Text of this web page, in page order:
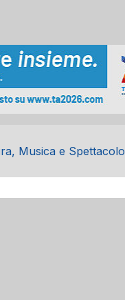
Musica e Spettacolo